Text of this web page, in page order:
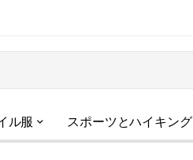
ル服 スポーツとハイキング